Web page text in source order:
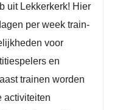
uit Lekkerkerk! Hier
per week train-
voor
en
trainen worden
activiteiten